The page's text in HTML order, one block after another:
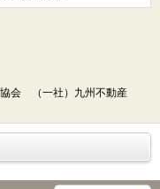
協会 （一社）九州不動産